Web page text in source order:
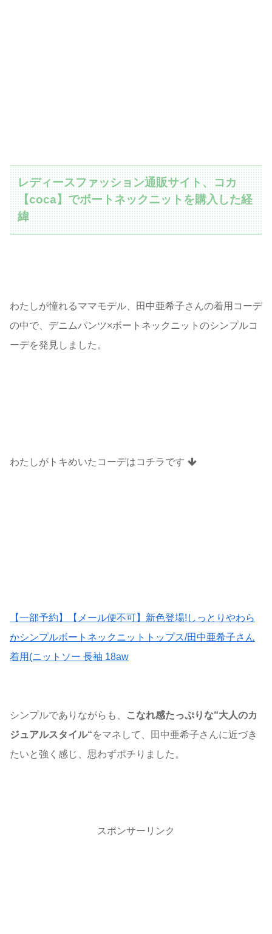
レディースファッション通販サイト、コカ
【coca】でボートネックニットを購入した経
緯
わたしが憧れるママモデル、田中亜希子さんの着用コーデ
の中で、デニムパンツ×ボートネックニットのシンプルコ
ーデを発見しました。
わたしがトキめいたコーデはコチラです
【一部予約】【メール便不可】新色登場!しっとりやわら
かシンプルボートネックニットトップス/田中亜希子さん
着用(ニットソー 長袖 18aw
シンプルでありながらも、
こなれ感たっぷりな“大人のカ
ジュアルスタイル“をマネして、田中亜希子さんに近づき
たいと強く感じ、思わずポチりました。
スポンサーリンク